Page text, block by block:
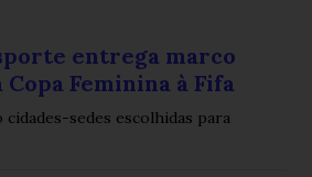
entrega marco
Feminina à Fifa
sedes escolhidas para